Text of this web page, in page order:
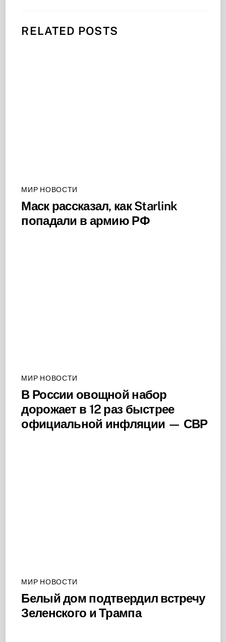
RELATED POSTS
МИР НОВОСТИ
Маск рассказал, как Starlink
попадали в армию РФ
МИР НОВОСТИ
В России овощной набор
дорожает в 12 раз быстрее
официальной инфляции — СВР
МИР НОВОСТИ
Белый дом подтвердил встречу
Зеленского и Трампа